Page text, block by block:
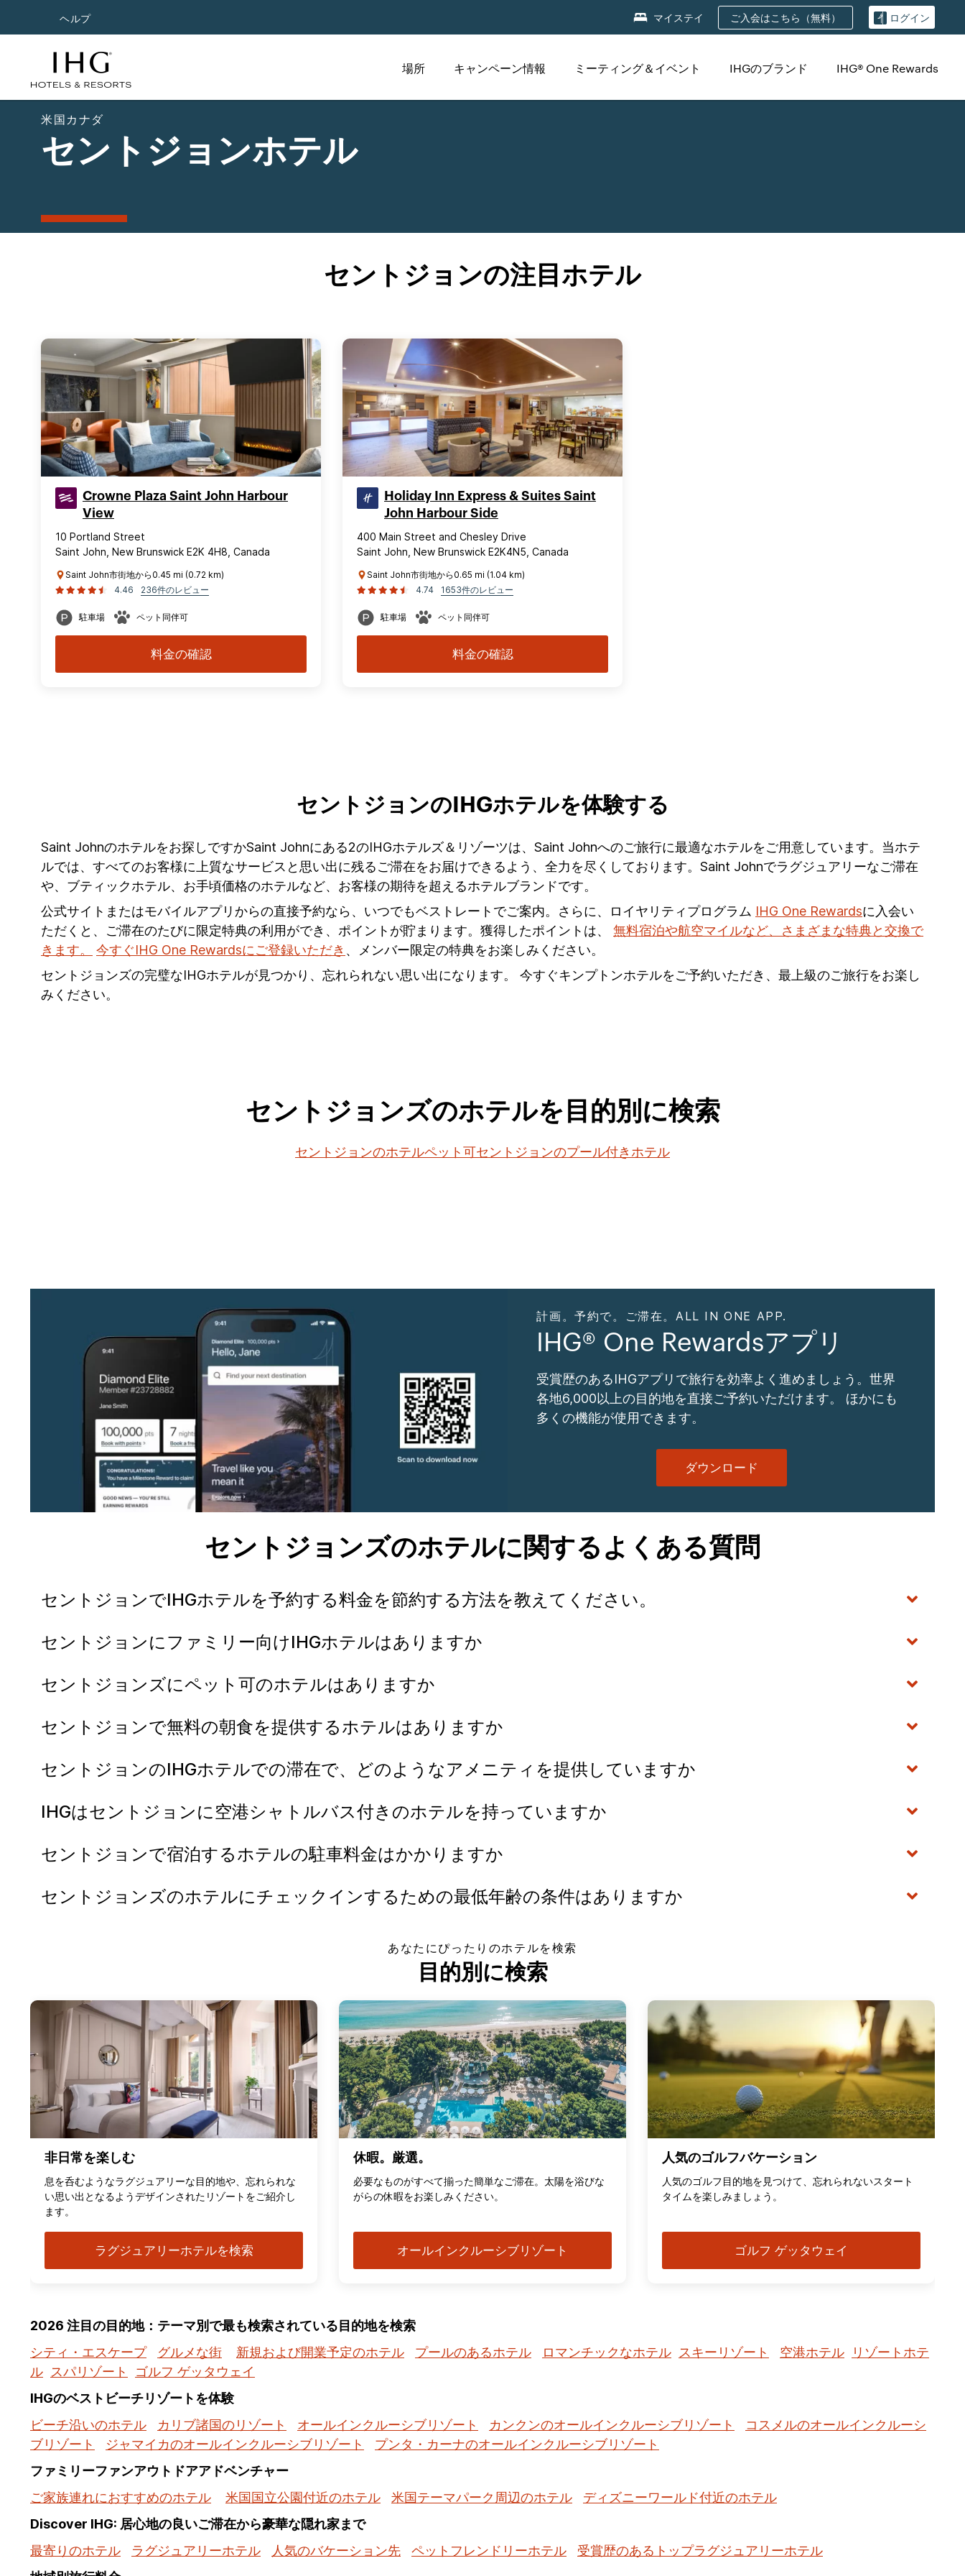
ヘルプ マイステイ ご入会はこちら（無料） ログイン
場所 キャンペーン情報 ミーティング＆イベント IHGのブランド IHG® One Rewards
米国カナダ
セントジョンホテル
セントジョンの注目ホテル
Crowne Plaza Saint John Harbour
View
10 Portland Street
Saint John, New Brunswick E2K 4H8, Canada
Saint John市街地から0.45 mi (0.72 km)
4.46
236件のレビュー
駐車場 ペット同伴可
料金の確認
Holiday Inn Express & Suites Saint
John Harbour Side
400 Main Street and Chesley Drive
Saint John, New Brunswick E2K4N5, Canada
Saint John市街地から0.65 mi (1.04 km)
4.74
1653件のレビュー
駐車場 ペット同伴可
料金の確認
セントジョンのIHGホテルを体験する
Saint Johnのホテルをお探しですかSaint Johnにある2のIHGホテルズ＆リゾーツは、Saint Johnへのご旅行に最適なホテルをご用意しています。当ホテ
ルでは、すべてのお客様に上質なサービスと思い出に残るご滞在をお届けできるよう、全力を尽くしております。Saint Johnでラグジュアリーなご滞在
や、ブティックホテル、お手頃価格のホテルなど、お客様の期待を超えるホテルブランドです。
公式サイトまたはモバイルアプリからの直接予約なら、いつでもベストレートでご案内。さらに、ロイヤリティプログラム IHG One Rewardsに入会い
ただくと、ご滞在のたびに限定特典の利用ができ、ポイントが貯まります。獲得したポイントは、 無料宿泊や航空マイルなど、さまざまな特典と交換で
きます。
今すぐIHG One Rewardsにご登録いただき 、メンバー限定の特典をお楽しみください。
セントジョンズの完璧なIHGホテルが見つかり、忘れられない思い出になります。 今すぐキンプトンホテルをご予約いただき、最上級のご旅行をお楽し
みください。
セントジョンズのホテルを目的別に検索
セントジョンのホテルペット可セントジョンのプール付きホテル
計画。予約で。ご滞在。ALL IN ONE APP.
IHG® One Rewardsアプリ
受賞歴のあるIHGアプリで旅行を効率よく進めましょう。世界
各地6,000以上の目的地を直接ご予約いただけます。 ほかにも
多くの機能が使用できます。
ダウンロード
セントジョンズのホテルに関するよくある質問
セントジョンでIHGホテルを予約する料金を節約する方法を教えてください。
セントジョンにファミリー向けIHGホテルはありますか
セントジョンズにペット可のホテルはありますか
セントジョンで無料の朝食を提供するホテルはありますか
セントジョンのIHGホテルでの滞在で、どのようなアメニティを提供していますか
IHGはセントジョンに空港シャトルバス付きのホテルを持っていますか
セントジョンで宿泊するホテルの駐車料金はかかりますか
セントジョンズのホテルにチェックインするための最低年齢の条件はありますか
あなたにぴったりのホテルを検索
目的別に検索
非日常を楽しむ
息を呑むようなラグジュアリーな目的地や、忘れられな
い思い出となるようデザインされたリゾートをご紹介し
ます。
ラグジュアリーホテルを検索
休暇。厳選。
必要なものがすべて揃った簡単なご滞在。太陽を浴びな
がらの休暇をお楽しみください。
オールインクルーシブリゾート
人気のゴルフバケーション
人気のゴルフ目的地を見つけて、忘れられないスタート
タイムを楽しみましょう。
ゴルフ ゲッタウェイ
2026 注目の目的地：テーマ別で最も検索されている目的地を検索
シティ・エスケープ
グルメな街 新規および開業予定のホテル プールのあるホテル ロマンチックなホテル スキーリゾート 空港ホテル
リゾートホテ
ル スパリゾート
ゴルフ ゲッタウェイ
IHGのベストビーチリゾートを体験
ビーチ沿いのホテル
カリブ諸国のリゾート オールインクルーシブリゾート カンクンのオールインクルーシブリゾート
コスメルのオールインクルーシ
ブリゾート
ジャマイカのオールインクルーシブリゾート
プンタ・カーナのオールインクルーシブリゾート
ファミリーファンアウトドアアドベンチャー
ご家族連れにおすすめのホテル
米国国立公園付近のホテル 米国テーマパーク周辺のホテル
ディズニーワールド付近のホテル
Discover IHG: 居心地の良いご滞在から豪華な隠れ家まで
最寄りのホテル
ラグジュアリーホテル 人気のバケーション先 ペットフレンドリーホテル
受賞歴のあるトップラグジュアリーホテル